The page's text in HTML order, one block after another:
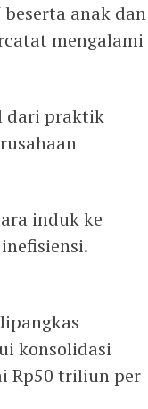
anak dan
mengalami
dari praktik
induk ke
konsolidasi
Rp50 triliun per